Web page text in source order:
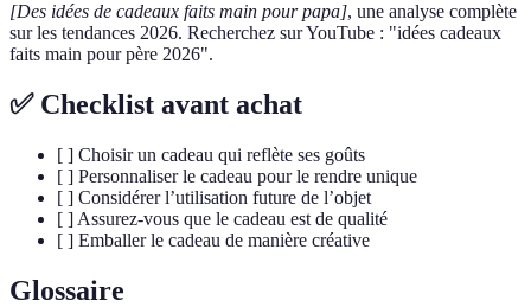
[Des idées de cadeaux faits main pour papa], une analyse complète
sur les tendances 2026. Recherchez sur YouTube : "idées cadeaux
faits main pour père 2026".
✅ Checklist avant achat
[ ] Choisir un cadeau qui reflète ses goûts
[ ] Personnaliser le cadeau pour le rendre unique
[ ] Considérer l’utilisation future de l’objet
[ ] Assurez-vous que le cadeau est de qualité
[ ] Emballer le cadeau de manière créative
Glossaire